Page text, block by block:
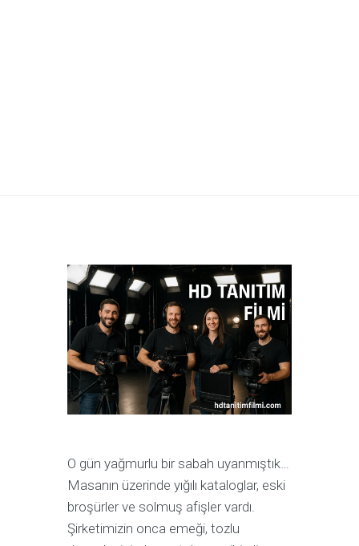
O gün yağmurlu bir sabah uyanmıştık…
Masanın üzerinde yığılı kataloglar, eski
broşürler ve solmuş afişler vardı.
Şirketimizin onca emeği, tozlu